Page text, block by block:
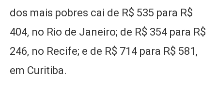
dos mais pobres cai de R$ 535 para R$
404, no Rio de Janeiro; de R$ 354 para R$
246, no Recife; e de R$ 714 para R$ 581,
em Curitiba.